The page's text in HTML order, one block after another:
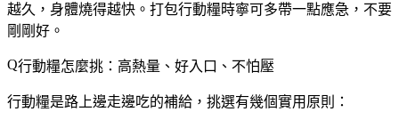
越久，身體燒得越快 。打包行動糧時寧可多帶一點應急，不要
剛剛好。
行動糧怎麼挑：高熱量、好入口、不怕壓
行動糧是路上邊走邊吃的補給，挑選有幾個實用原則：